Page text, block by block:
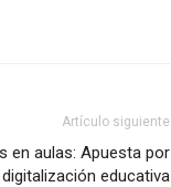
Artículo siguiente
en aulas: Apuesta por
educativa